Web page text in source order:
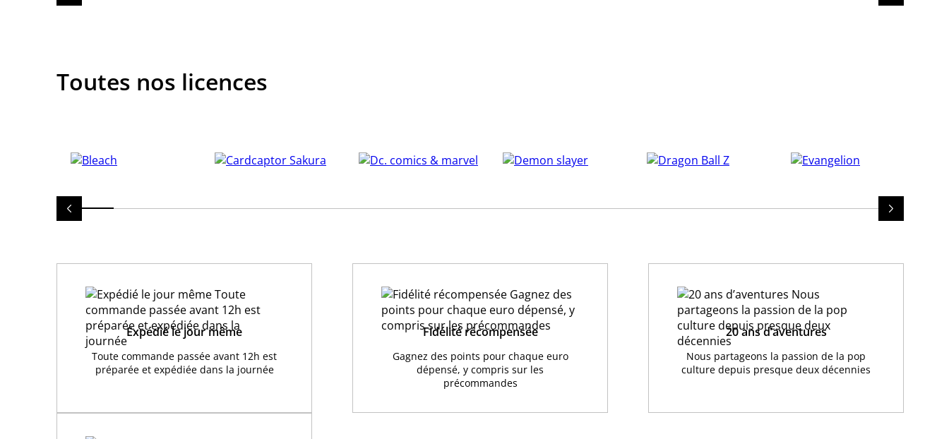
Toutes nos licences
Expédié le jour même
Toute commande passée avant 12h est
préparée et expédiée dans la journée
Fidélité récompensée
Gagnez des points pour chaque euro
dépensé, y compris sur les
précommandes
20 ans d’aventures
Nous partageons la passion de la pop
culture depuis presque deux décennies